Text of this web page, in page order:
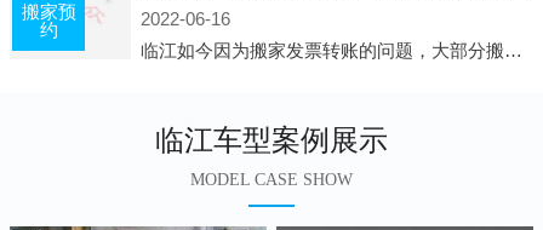
2022-06-16
临江如今因为搬家发票转账的问题，大部分搬家公司都已经注册了营业执照，早5年前基本上所谓的搬家公司都是无注册状态也就是无照营业，由于企业注册量大增所以各种企业信息展示平台如雨后春笋般遍地开花，如：天眼查，企
临江车型案例展示
MODEL CASE SHOW
搬家预
约